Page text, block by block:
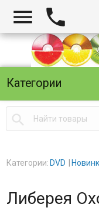
 
Категории

Категории: DVD
Либерея